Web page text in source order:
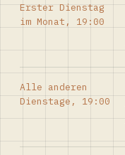
Erster Dienstag
im Monat, 19:00
Alle anderen
Dienstage, 19:00